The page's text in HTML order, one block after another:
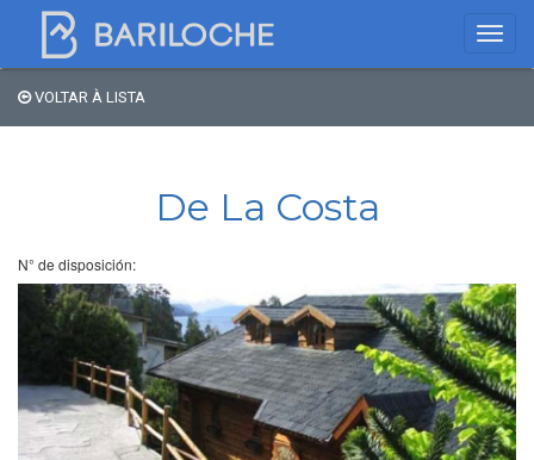
Bariloche
Tipo de hospedagem
Estrelas
VOLTAR À LISTA
De La Costa
N° de disposición: